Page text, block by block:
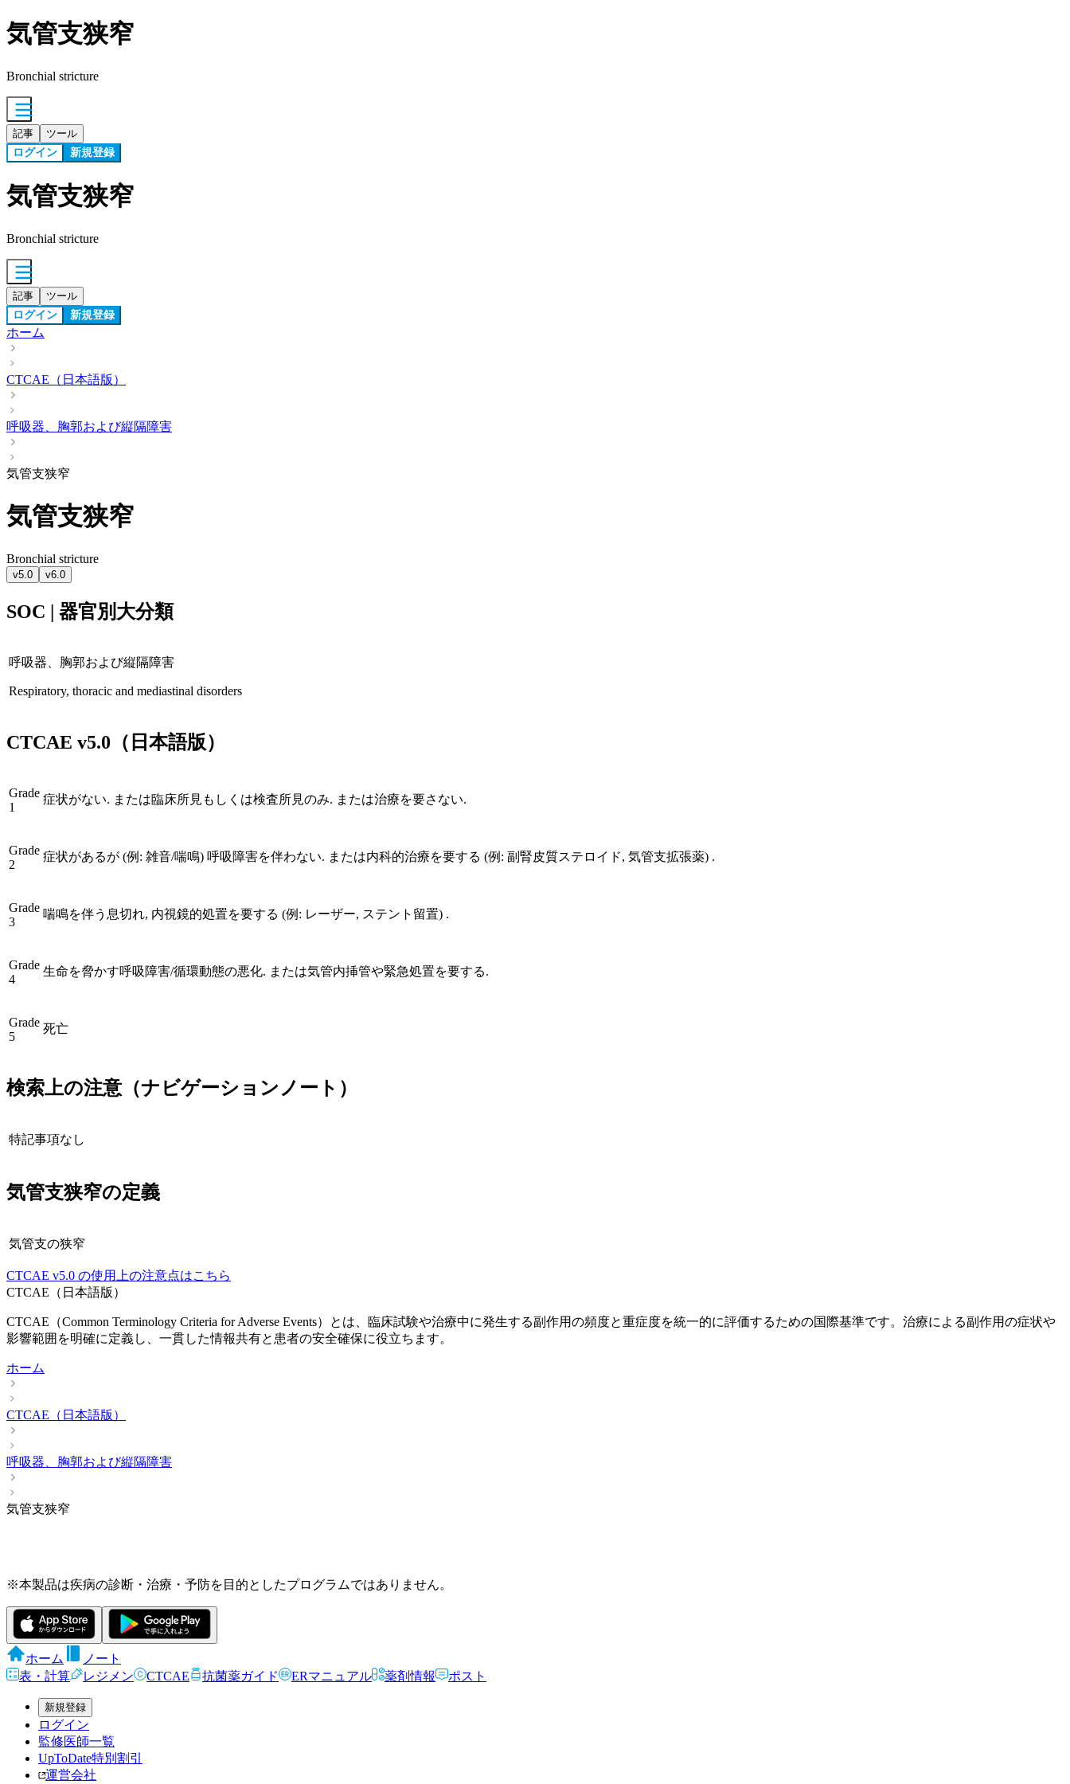
気管支狭窄
Bronchial stricture
記事 ツール
ログイン 新規登録
気管支狭窄
Bronchial stricture
記事 ツール
ログイン 新規登録
ホーム
CTCAE（日本語版）
呼吸器、胸郭および縦隔障害
気管支狭窄
気管支狭窄
Bronchial stricture
v5.0 v6.0
SOC | 器官別大分類
呼吸器、胸郭および縦隔障害
Respiratory, thoracic and mediastinal disorders
CTCAE v5.0 （日本語版）
Grade
1
症状がない. または臨床所見もしくは検査所見のみ. または治療を要さない.
Grade
2
症状があるが (例: 雑音/喘鳴) 呼吸障害を伴わない. または内科的治療を要する (例: 副腎皮質ステロイド, 気管支拡張薬) .
Grade
3
喘鳴を伴う息切れ, 内視鏡的処置を要する (例: レーザー, ステント留置) .
Grade
4
生命を脅かす呼吸障害/循環動態の悪化. または気管内挿管や緊急処置を要する.
Grade
5
死亡
検索上の注意（ナビゲーションノート）
特記事項なし
気管支狭窄の定義
気管支の狭窄
CTCAE v5.0 の使用上の注意点はこちら
CTCAE（日本語版）
CTCAE（Common Terminology Criteria for Adverse Events）とは、臨床試験や治療中に発生する副作用の頻度と重症度を統一的に評価するための国際基準です。治療による副作用の症状や
影響範囲を明確に定義し、一貫した情報共有と患者の安全確保に役立ちます。
ホーム
CTCAE（日本語版）
呼吸器、胸郭および縦隔障害
気管支狭窄
※本製品は疾病の診断・治療・予防を目的としたプログラムではありません。
ホーム
ノート
表・計算
レジメン CTCAE 抗菌薬ガイド ERマニュアル 薬剤情報 ポスト
新規登録
ログイン
監修医師一覧
UpToDate特別割引
運営会社